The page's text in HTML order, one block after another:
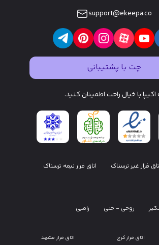
support@ekeepa.co
چت با پشتیبانی
اکیپا با خیال راحت اطمینان کنید.
فرار غیر ترسناک
اتاق فرار نیمه ترسناک
روحی - جنی
زامبی
اتاق فرار کرج
اتاق فرار مشهد